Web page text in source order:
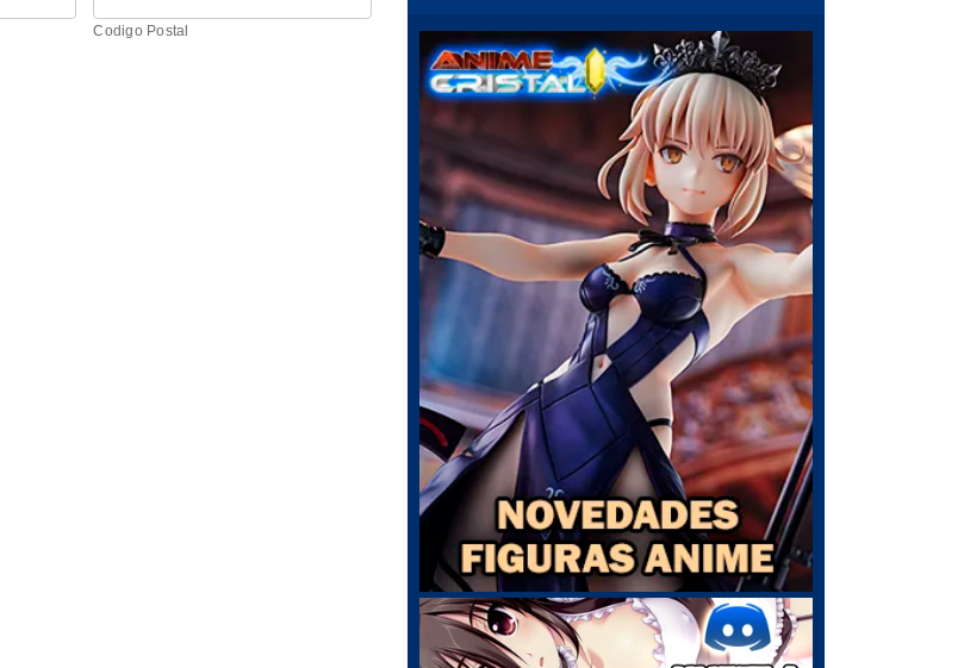
Codigo Postal